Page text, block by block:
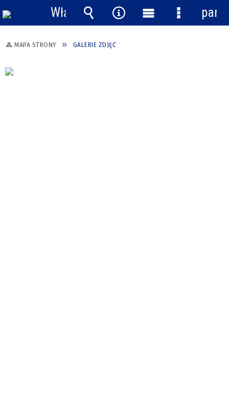
MAPA STRONY GALERIE ZDJĘĆ
Włącz
powiadomienia
Wyszukiwarka
Narzędzia
MenuMenu
panel